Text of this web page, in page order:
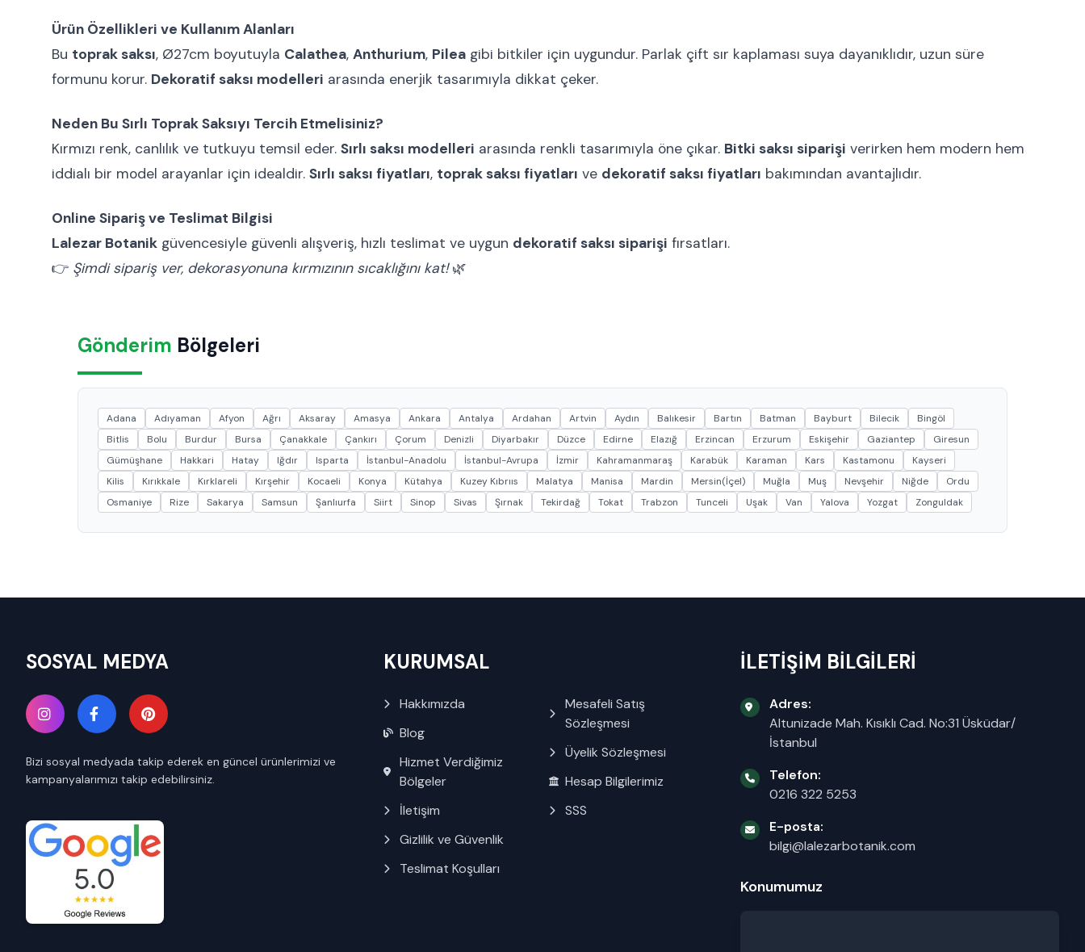
Ürün Özellikleri ve Kullanım Alanları
Bu toprak saksı, Ø27cm boyutuyla Calathea, Anthurium, Pilea gibi bitkiler için uygundur. Parlak çift sır kaplaması suya dayanıklıdır, uzun süre
formunu korur. Dekoratif saksı modelleri arasında enerjik tasarımıyla dikkat çeker.
Neden Bu Sırlı Toprak Saksıyı Tercih Etmelisiniz?
Kırmızı renk, canlılık ve tutkuyu temsil eder. Sırlı saksı modelleri arasında renkli tasarımıyla öne çıkar. Bitki saksı siparişi verirken hem modern hem
iddialı bir model arayanlar için idealdir. Sırlı saksı fiyatları, toprak saksı fiyatları ve dekoratif saksı fiyatları bakımından avantajlıdır.
Online Sipariş ve Teslimat Bilgisi
Lalezar Botanik güvencesiyle güvenli alışveriş, hızlı teslimat ve uygun dekoratif saksı siparişi fırsatları.
👉 Şimdi sipariş ver, dekorasyonuna kırmızının sıcaklığını kat!🌿
Gönderim Bölgeleri
Adana Adıyaman Afyon Ağrı Aksaray Amasya Ankara Antalya Ardahan Artvin Aydın Balıkesir Bartın Batman Bayburt Bilecik
Bingöl
Bitlis
Bolu Burdur Bursa Çanakkale Çankırı Çorum Denizli Diyarbakır Düzce Edirne Elazığ Erzincan Erzurum Eskişehir Gaziantep
Giresun
Gümüşhane
Hakkari Hatay Iğdır Isparta İstanbul-Anadolu İstanbul-Avrupa İzmir Kahramanmaraş Karabük Karaman Kars Kastamonu
Kayseri
Kilis
Kırıkkale Kırklareli Kırşehir Kocaeli Konya Kütahya Kuzey Kıbrııs Malatya Manisa Mardin Mersin(İçel) Muğla Muş Nevşehir Niğde
Ordu
Osmaniye
Rize Sakarya Samsun Şanlıurfa Siirt Sinop Sivas Şırnak Tekirdağ Tokat Trabzon Tunceli Uşak Van Yalova Yozgat Zonguldak
SOSYAL MEDYA
Bizi sosyal medyada takip ederek en güncel ürünlerimizi ve
kampanyalarımızı takip edebilirsiniz.
KURUMSAL
Hakkımızda
Blog
Hizmet Verdiğimiz
Bölgeler
İletişim
Gizlilik ve Güvenlik
Teslimat Koşulları
Mesafeli Satış
Sözleşmesi
Üyelik Sözleşmesi
Hesap Bilgilerimiz
SSS
İLETİŞİM BİLGİLERİ
Adres:
Altunizade Mah. Kısıklı Cad. No:31 Üsküdar/
İstanbul
Telefon:
0216 322 5253
E-posta:
bilgi@lalezarbotanik.com
Konumumuz